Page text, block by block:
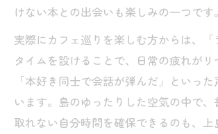
けない本との出会いも楽しみの一つです。
実際にカフェ巡りを楽しむ方からは、
タイムを設けることで、日常の疲れがリ
「本好き同士で会話が弾んだ」といっ
います。島のゆったりした空気の中で
取れない自分時間を確保できるのも、上